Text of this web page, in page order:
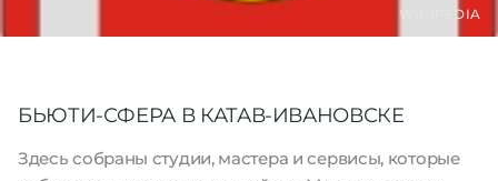
WIKIPEDIA
БЬЮТИ-СФЕРА В КАТАВ-ИВАНОВСКЕ
Здесь собраны студии, мастера и сервисы, которые